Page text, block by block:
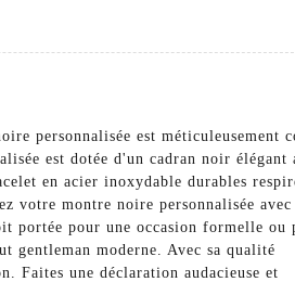
personnalisée est méticuleusement
est dotée d'un cadran noir élégant
en acier inoxydable durables
votre montre noire personnalisée avec
portée pour une occasion formelle ou
gentleman moderne. Avec sa qualité
Faites une déclaration audacieuse et